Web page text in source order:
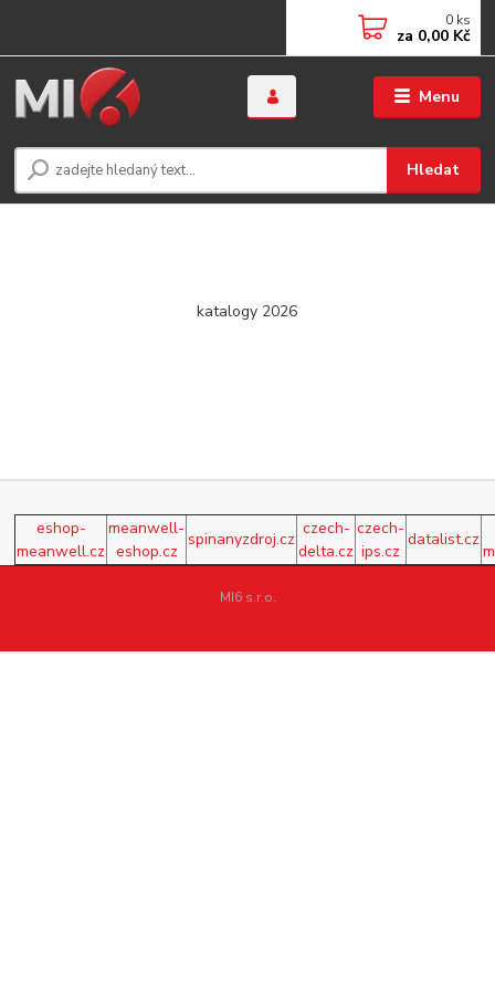
Menu
Hledat
0 ks
za 0,00 Kč
katalogy 2026
eshop-
meanwell.cz
meanwell-
eshop.cz
spinanyzdroj.cz
czech-
delta.cz
czech-
ips.cz
datalist.cz
MI6 s.r.o.